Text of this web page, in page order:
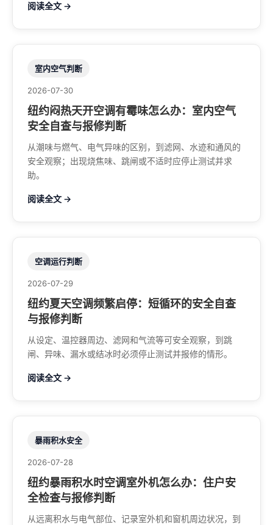
阅读全文 →
室内空气判断
2026-07-30
纽约闷热天开空调有霉味怎么办：室内空气
安全自查与报修判断
从潮味与燃气、电气异味的区别，到滤网、水迹和通风的
安全观察；出现烧焦味、跳闸或不适时应停止测试并求
助。
阅读全文 →
空调运行判断
2026-07-29
纽约夏天空调频繁启停：短循环的安全自查
与报修判断
从设定、温控器周边、滤网和气流等可安全观察，到跳
闸、异味、漏水或结冰时必须停止测试并报修的情形。
阅读全文 →
暴雨积水安全
2026-07-28
纽约暴雨积水时空调室外机怎么办：住户安
全检查与报修判断
从远离积水与电气部位、记录室外机和窗机周边状况，到